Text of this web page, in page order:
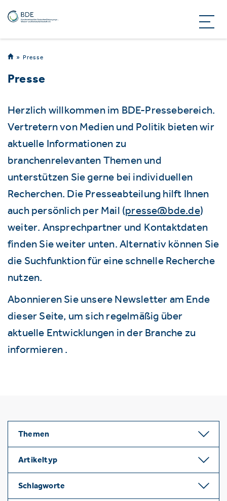
Presse
Presse
Herzlich willkommen im BDE-Pressebereich.
Vertretern von Medien und Politik bieten wir
aktuelle Informationen zu
branchenrelevanten Themen und
unterstützen Sie gerne bei individuellen
Recherchen. Die Presseabteilung hilft Ihnen
auch persönlich per Mail (presse@bde.de)
weiter. Ansprechpartner und Kontaktdaten
finden Sie weiter unten. Alternativ können Sie
die Suchfunktion für eine schnelle Recherche
nutzen.
Abonnieren Sie unsere Newsletter am Ende
dieser Seite, um sich regelmäßig über
aktuelle Entwicklungen in der Branche zu
informieren .
Themen
Artikeltyp
Schlagworte